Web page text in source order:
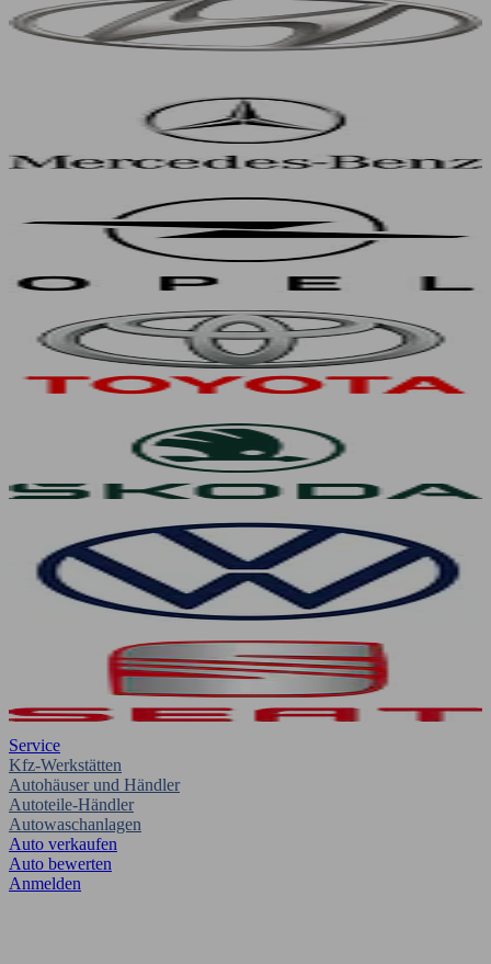
Service
Kfz-Werkstätten
Autohäuser und Händler
Autoteile-Händler
Autowaschanlagen
Auto verkaufen
Auto bewerten
Anmelden